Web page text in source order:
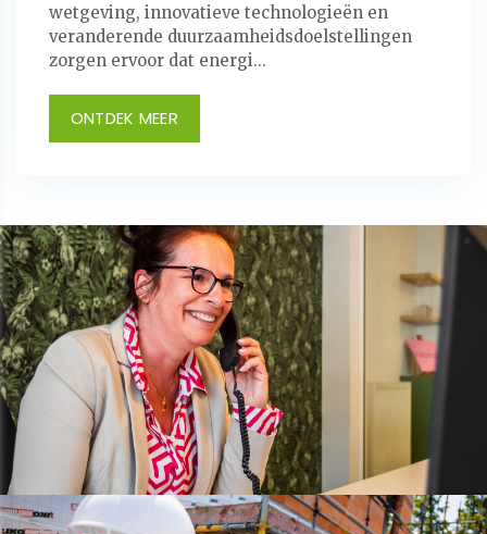
wetgeving, innovatieve technologieën en
veranderende duurzaamheidsdoelstellingen
zorgen ervoor dat energi...
ONTDEK MEER